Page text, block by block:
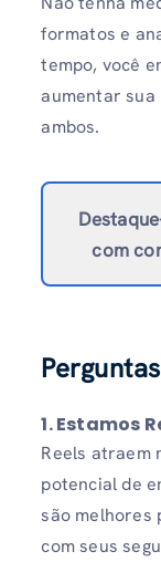
formatos e
tempo, você
aumentar sua
ambos.
com
1. Estamos
Reels atraem
potencial de
são melhores
com seus